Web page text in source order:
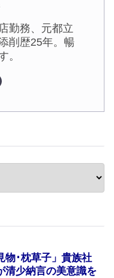
勤務、元都立
削歴25年。暢
。
物･枕草子」貴族社
清少納言の美意識を